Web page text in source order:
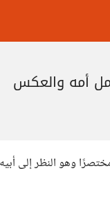
أمه والعكس
وهو النظر إلى